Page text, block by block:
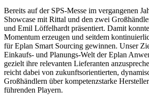
Bereits auf der SPS-Messe im vergangenen
Showcase mit Rittal und den zwei
und Emil Löffelhardt präsentiert. Damit
Momentum erzeugen und seitdem
für Eplan Smart Sourcing gewinnen. Unser
Einkaufs- und Planungs-Welt der Eplan
gezielt ihre relevanten Lieferanten
reicht dabei von zukunftsorientierten,
Großhändlern über kompetenzstarke
führenden Playern.